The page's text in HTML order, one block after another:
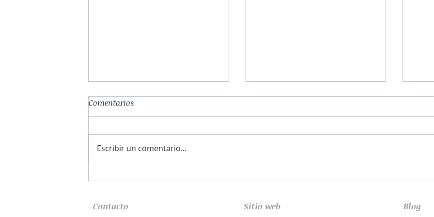
Comentarios
Escribir un comentario...
Contacto Sitio web Blog